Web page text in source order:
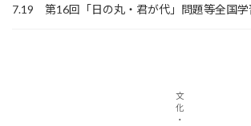
7.19 第16回「日の丸・君が代」問題等全国学
文
化
・